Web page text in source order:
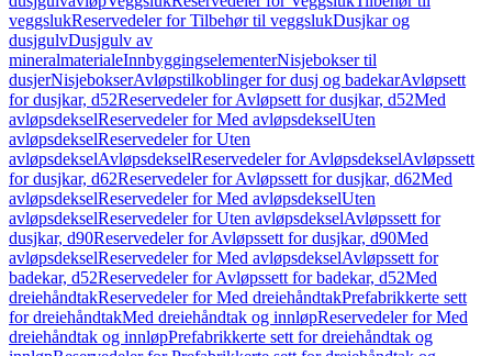
veggslukReservedeler for Tilbehør til veggslukDusjkar og
dusjgulvDusjgulv av
mineralmaterialeInnbyggingselementerNisjebokser til
dusjerNisjebokserAvløpstilkoblinger for dusj og badekarAvløpsett
for dusjkar, d52Reservedeler for Avløpsett for dusjkar, d52Med
avløpsdekselReservedeler for Med avløpsdekselUten
avløpsdekselReservedeler for Uten
avløpsdekselAvløpsdekselReservedeler for AvløpsdekselAvløpssett
for dusjkar, d62Reservedeler for Avløpssett for dusjkar, d62Med
avløpsdekselReservedeler for Med avløpsdekselUten
avløpsdekselReservedeler for Uten avløpsdekselAvløpssett for
dusjkar, d90Reservedeler for Avløpssett for dusjkar, d90Med
avløpsdekselReservedeler for Med avløpsdekselAvløpssett for
badekar, d52Reservedeler for Avløpssett for badekar, d52Med
dreiehåndtakReservedeler for Med dreiehåndtakPrefabrikkerte sett
for dreiehåndtakMed dreiehåndtak og innløpReservedeler for Med
dreiehåndtak og innløpPrefabrikkerte sett for dreiehåndtak og